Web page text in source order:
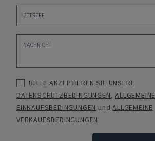
BITTE AKZEPTIEREN SIE UNSERE
DATENSCHUTZBEDINGUNGEN,ALLGEMEINE
EINKAUFSBEDINGUNGEN undALLGEMEINE
VERKAUFSBEDINGUNGEN